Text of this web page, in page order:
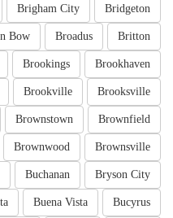
Bridgeton
Brigham City
Britton
Broadus
Bow
Brookhaven
Brookings
Brooksville
Brookville
Brownfield
Brownstown
Brownsville
Brownwood
Bryson City
Buchanan
Bucyrus
Buena Vista